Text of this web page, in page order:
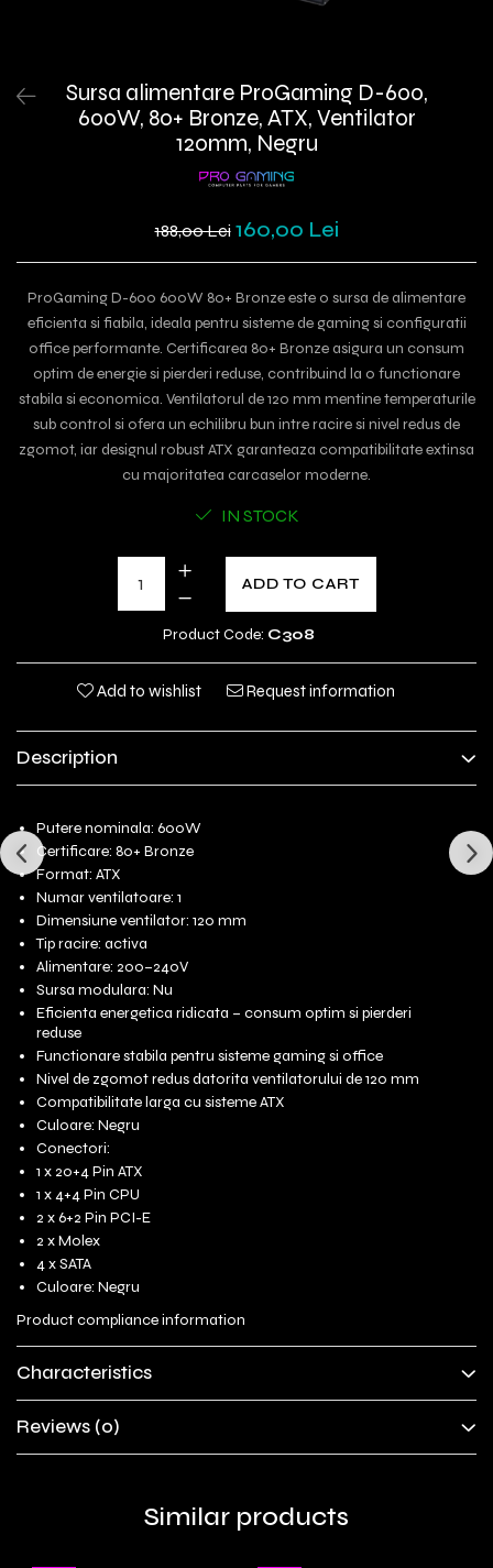
Sursa alimentare ProGaming D-600,
600W, 80+ Bronze, ATX, Ventilator
120mm, Negru
188,00 Lei 160,00 Lei
ProGaming D-600 600W 80+ Bronze este o sursa de alimentare
eficienta si fiabila, ideala pentru sisteme de gaming si configuratii
office performante. Certificarea 80+ Bronze asigura un consum
optim de energie si pierderi reduse, contribuind la o functionare
stabila si economica. Ventilatorul de 120 mm mentine temperaturile
sub control si ofera un echilibru bun intre racire si nivel redus de
zgomot, iar designul robust ATX garanteaza compatibilitate extinsa
cu majoritatea carcaselor moderne.
IN STOCK
ADD TO CART
Product Code: C308
Add to wishlist Request information
Description
Putere nominala: 600W
Certificare: 80+ Bronze
Format: ATX
Numar ventilatoare: 1
Dimensiune ventilator: 120 mm
Tip racire: activa
Alimentare: 200–240V
Sursa modulara: Nu
Eficienta energetica ridicata – consum optim si pierderi
reduse
Functionare stabila pentru sisteme gaming si office
Nivel de zgomot redus datorita ventilatorului de 120 mm
Compatibilitate larga cu sisteme ATX
Culoare: Negru
Conectori:
1 x 20+4 Pin ATX
1 x 4+4 Pin CPU
2 x 6+2 Pin PCI-E
2 x Molex
4 x SATA
Culoare: Negru
Product compliance information
Characteristics
Reviews (0)
Similar products